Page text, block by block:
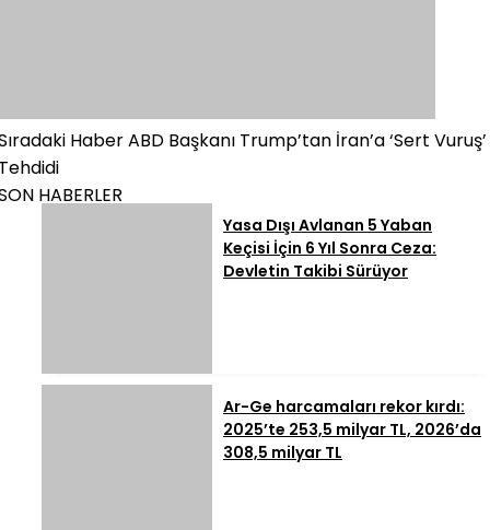
HaberABD Başkanı Trump’tan İran’a ‘Sert Vuruş’
HABERLER
Yasa Dışı Avlanan 5 Yaban
Keçisi İçin 6 Yıl Sonra Ceza:
Devletin Takibi Sürüyor
Ar-Ge harcamaları rekor kırdı:
2025’te 253,5 milyar TL, 2026’da
308,5 milyar TL